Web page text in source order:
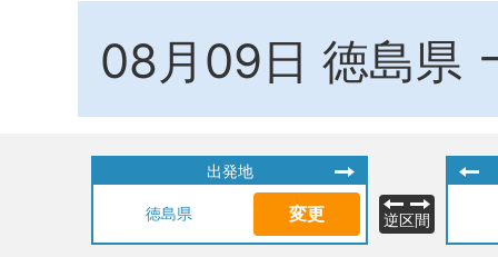
08月09日 徳島県
出発地
徳島県 変更 逆区間